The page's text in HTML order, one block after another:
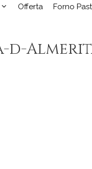
Offerta Forno
d-